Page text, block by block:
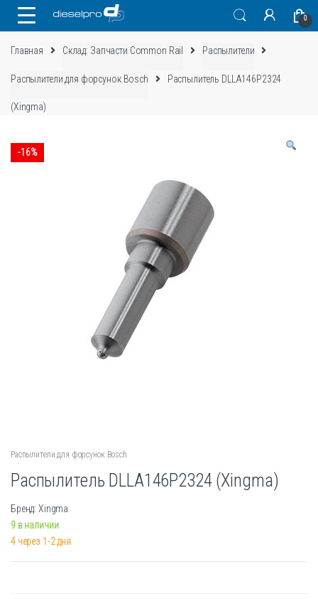
0
Главная Склад: Запчасти Common Rail Распылители
Распылители для форсунок Bosch Распылитель DLLA146P2324
(Xingma)
-16%
Распылители для форсунок Bosch
Распылитель DLLA146P2324 (Xingma)
Бренд: Xingma
9 в наличии
4 через 1-2 дня